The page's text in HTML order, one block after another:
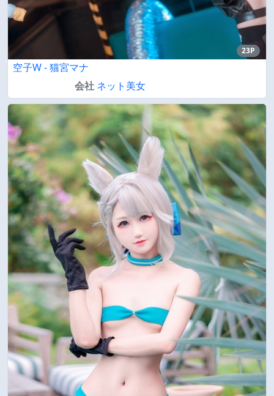
23P
空子W - 猫宮マナ
会社 ネット美女